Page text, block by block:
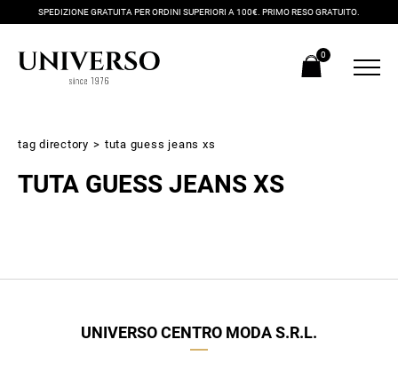
SPEDIZIONE GRATUITA PER ORDINI SUPERIORI A 100€. PRIMO RESO GRATUITO.
0
tag directory > tuta guess jeans xs
TUTA GUESS JEANS XS
UNIVERSO CENTRO MODA S.R.L.
Ricevi subito il tuo promocode con lo sconto del 20% su tutti i
nuovi arrivi utilizzabile anche in negozio!